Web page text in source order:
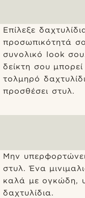
Επίλεξε
προσωπικότητά
συνολικό look
δείκτη σου
τολμηρό
προσθέσει στυλ.
Μην
στυλ. Ένα
καλά με ογκώδη,
δαχτυλίδια.